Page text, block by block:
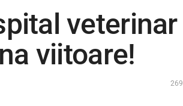
veterinar
viitoare!
269